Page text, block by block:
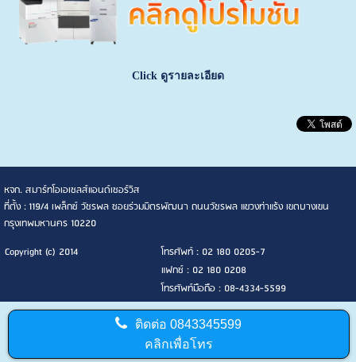
Click ดูรายละเอียด
หจก. สมาร์ทโอเอเซลส์แอนด์เซอร์วิส
ที่ตั้ง : 119/4 เพล็กซ์ วัชรพล ซอยร่วมมิตรพัฒนา ถนนวัชรพล แขวงท่าแร้ง เขตบางเขน
กรุงเทพมหานคร 10220
Copyright (c) 2014
โทรศัพท์ : 02 180 0205-7
แฟกซ์ : 02 180 0208
โทรศัพท์มือถือ : 08-4334-5599
ติดต่อ0843345599
คลิกเพื่อโทร